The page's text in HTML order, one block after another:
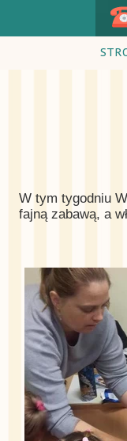
W tym tygodniu
fajną zabawą, a